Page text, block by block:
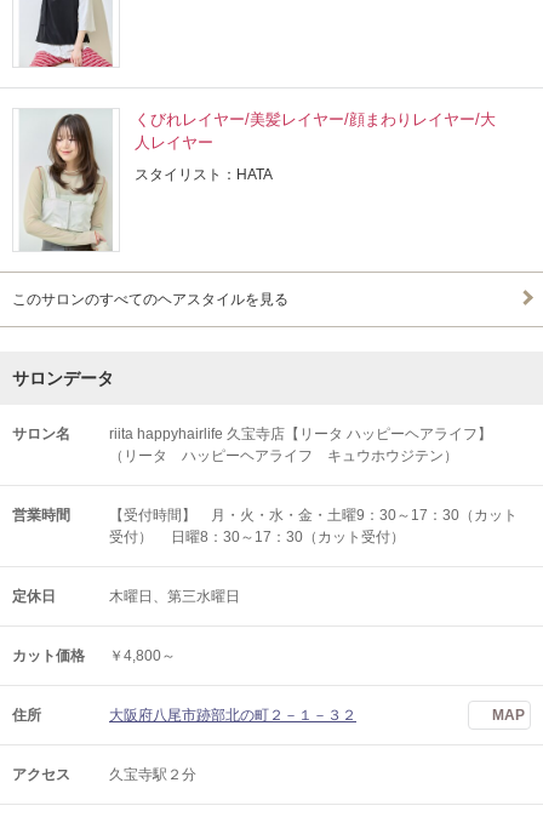
くびれレイヤー/美髪レイヤー/顔まわりレイヤー/大
人レイヤー
スタイリスト：HATA
このサロンのすべてのヘアスタイルを見る
サロンデータ
サロン名
riita happyhairlife 久宝寺店【リータ ハッピーヘアライフ】
（リータ ハッピーヘアライフ キュウホウジテン）
営業時間
【受付時間】 月・火・水・金・土曜9：30～17：30（カット
受付） 日曜8：30～17：30（カット受付）
定休日 木曜日、第三水曜日
カット価格 ￥4,800～
住所 大阪府八尾市跡部北の町２－１－３２ MAP
アクセス 久宝寺駅２分